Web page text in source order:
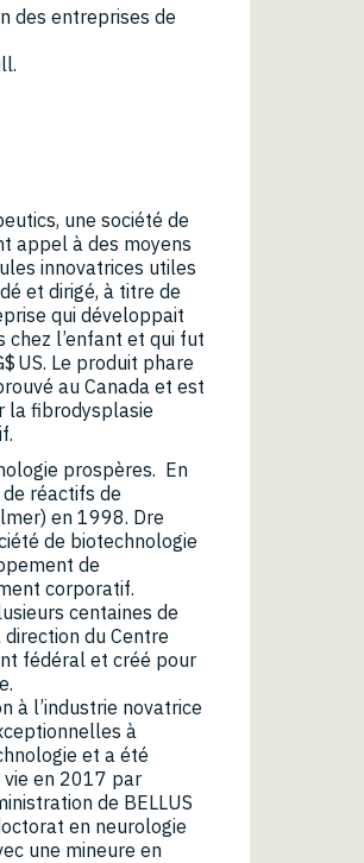
des entreprises de
une société de
appel à des moyens
innovatrices utiles
et dirigé, à titre de
qui développait
l’enfant et qui fut
US. Le produit phare
au Canada et est
la fibrodysplasie
prospères. En
réactifs de
en 1998. Dre
de biotechnologie
de
corporatif.
centaines de
du Centre
fédéral et créé pour
à l’industrie novatrice
à
et a été
vie en 2017 par
de BELLUS
en neurologie
une mineure en